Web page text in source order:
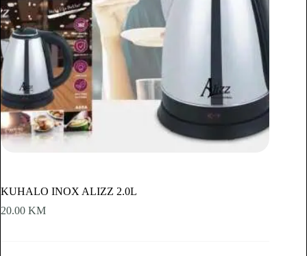
KUHALO INOX ALIZZ 2.0L
20.00 KM